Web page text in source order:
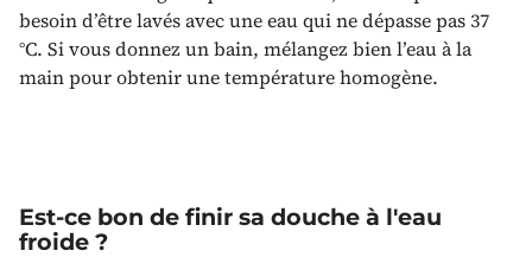
besoin d’être lavés avec une eau qui ne dépasse pas 37
°C. Si vous donnez un bain, mélangez bien l’eau à la
main pour obtenir une température homogène.
Est-ce bon de finir sa douche à l'eau
froide ?